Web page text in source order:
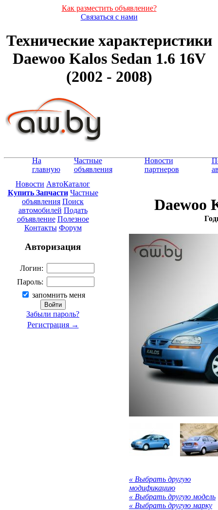
Как разместить объявление?
Связаться с нами
Технические характеристики
Daewoo Kalos Sedan 1.6 16V
(2002 - 2008)
На
главную
Частные
объявления
Новости
партнеров
Новости АвтоКаталог
Купить Запчасти Частные
объявления Поиск
автомобилей Подать
объявление Полезное
Контакты Форум
Авторизация
Логин:
Пароль:
запомнить меня
Забыли пароль?
Регистрация →
Daewoo
« Выбрать другую
модификацию
« Выбрать другую модель
« Выбрать другую марку